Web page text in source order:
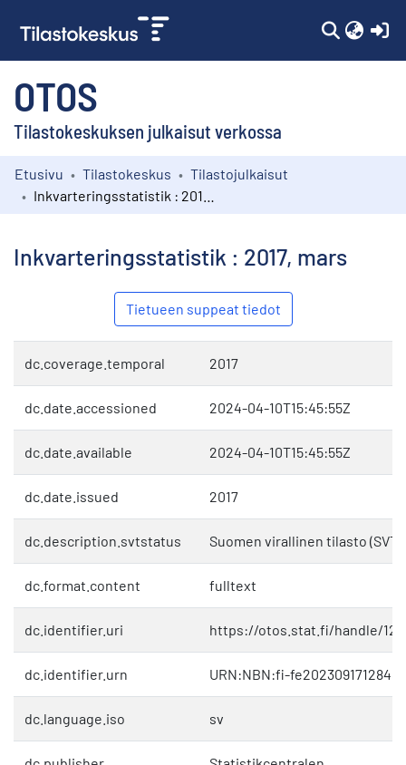
OTOS
Tilastokeskuksen julkaisut verkossa
Kokoelmat
Etusivu Tilastokeskus
Tilastojulkaisut
Inkvarteringsstatistik : 2017, mars
Tietueen suppeat tiedot
dc.coverage.temporal 2017
dc.date.accessioned 2024-04-10T15:45:55Z
dc.date.available 2024-04-10T15:45:55Z
dc.date.issued 2017
dc.description.svtstatus Suomen virallinen tilasto (SVT)
dc.format.content fulltext
dc.identifier.uri https://otos.stat.fi/handle/
dc.identifier.urn URN:NBN:fi-fe20230917128484
dc.language.iso sv